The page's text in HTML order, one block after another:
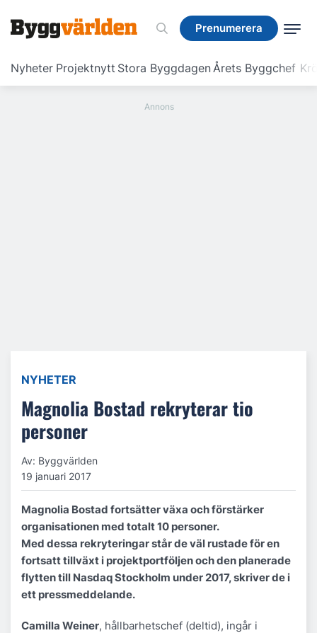
Prenumerera
Nyheter Projektnytt Stora ByggdagenÅrets Byggchef
Prenumerera
NYHETER
Magnolia Bostad rekryterar tio
personer
Av: Byggvärlden
19 januari 2017
Magnolia Bostad fortsätter växa och förstärker
organisationen med totalt 10 personer.
Med dessa rekryteringar står de väl rustade för en
fortsatt tillväxt i projektportföljen och den planerade
flytten till Nasdaq Stockholm under 2017, skriver de i
ett pressmeddelande.
Camilla Weiner, hållbarhetschef (deltid), ingår i